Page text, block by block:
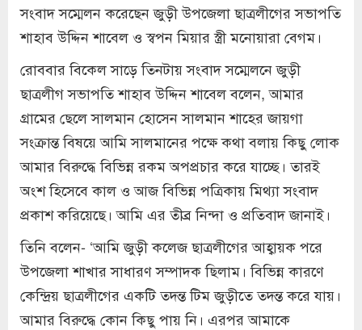
সংবাদ সম্মেলন করেছেন জুড়ী উপজেলা ছাত্রলীগের সভাপতি
শাহাব উদ্দিন শাবেল ও স্বপন মিয়ার স্ত্রী মনোয়ারা বেগম।
রোববার বিকেল সাড়ে তিনটায় সংবাদ সম্মেলনে জুড়ী
ছাত্রলীগ সভাপতি শাহাব উদ্দিন শাবেল বলেন, আমার
গ্রামের ছেলে সালমান হোসেন সালমান শাহের জায়গা
সংক্রান্ত বিষয়ে আমি সালমানের পক্ষে কথা বলায় কিছু লোক
আমার বিরুদ্ধে বিভিন্ন রকম অপপ্রচার করে যাচ্ছে। তারই
অংশ হিসেবে কাল ও আজ বিভিন্ন পত্রিকায় মিথ্যা সংবাদ
প্রকাশ করিয়েছে। আমি এর তীব্র নিন্দা ও প্রতিবাদ জানাই।
তিনি বলেন- ‘আমি জুড়ী কলেজ ছাত্রলীগের আহ্বায়ক পরে
উপজেলা শাখার সাধারণ সম্পাদক ছিলাম। বিভিন্ন কারণে
কেন্দ্রিয় ছাত্রলীগের একটি তদন্ত টিম জুড়ীতে তদন্ত করে যায়।
আমার বিরুদ্ধে কোন কিছু পায় নি। এরপর আমাকে